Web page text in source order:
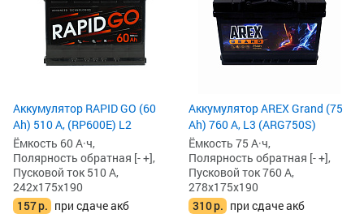
Аккумулятор RAPID GO (60
Ah) 510 А, (RP600E) L2
Ёмкость 60 А·ч,
Полярность обратная [- +],
Пусковой ток 510 А,
242x175x190
157р. при сдаче акб
Аккумулятор AREX Grand (75
Ah) 760 А, L3 (ARG750S)
Ёмкость 75 А·ч,
Полярность обратная [- +],
Пусковой ток 760 А,
278x175x190
310р. при сдаче акб